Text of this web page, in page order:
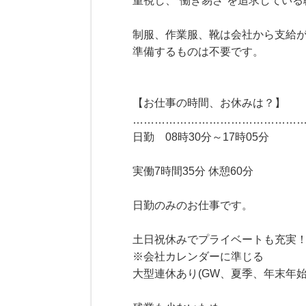
制服、作業服、靴は会社から支給
準備するものは不要です。
【お仕事の時間、お休みは？】
日勤 08時30分～17時05分
実働7時間35分 休憩60分
日勤のみのお仕事です。
土日祝休みでプライベートも充実！
※会社カレンダーに準じる
大型連休あり(GW、夏季、年末年